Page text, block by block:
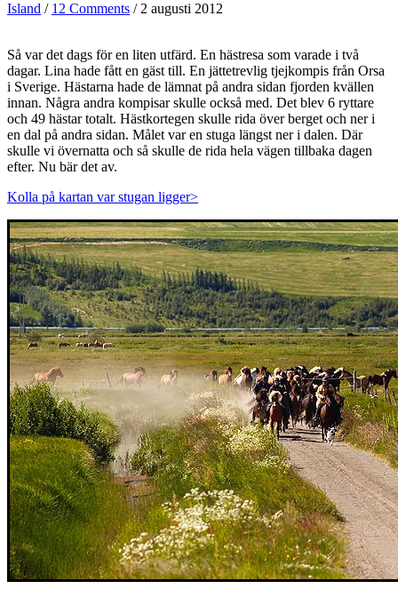
Island / 12 Comments / 2 augusti 2012
Så var det dags för en liten utfärd. En hästresa som varade i två
dagar. Lina hade fått en gäst till. En jättetrevlig tjejkompis från Orsa
i Sverige. Hästarna hade de lämnat på andra sidan fjorden kvällen
innan. Några andra kompisar skulle också med. Det blev 6 ryttare
och 49 hästar totalt. Hästkortegen skulle rida över berget och ner i
en dal på andra sidan. Målet var en stuga längst ner i dalen. Där
skulle vi övernatta och så skulle de rida hela vägen tillbaka dagen
efter. Nu bär det av.
Kolla på kartan var stugan ligger>